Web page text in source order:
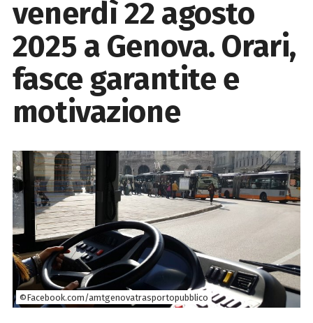
venerdì 22 agosto
2025 a Genova. Orari,
fasce garantite e
motivazione
©Facebook.com/amtgenovatrasportopubblico